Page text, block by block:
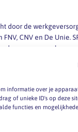
informatie over je
of unieke ID's op deze
functies en
door de
CNV en De Unie.
en
-markt en -